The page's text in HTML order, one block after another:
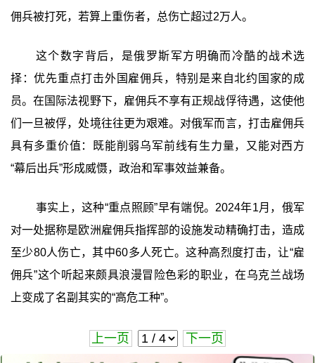
佣兵被打死，若算上重伤者，总伤亡超过2万人。
这个数字背后，是俄罗斯军方明确而冷酷的战术选
择：优先重点打击外国雇佣兵，特别是来自北约国家的成
员。在国际法视野下，雇佣兵不享有正规战俘待遇，这使他
们一旦被俘，处境往往更为艰难。对俄军而言，打击雇佣兵
具有多重价值：既能削弱乌军前线有生力量，又能对西方
“幕后出兵”形成威慑，政治和军事效益兼备。
事实上，这种“重点照顾”早有端倪。2024年1月，俄军
对一处据称是欧洲雇佣兵指挥部的设施发动精确打击，造成
至少80人伤亡，其中60多人死亡。这种高烈度打击，让“雇
佣兵”这个听起来颇具浪漫冒险色彩的职业，在乌克兰战场
上变成了名副其实的“高危工种”。
上一页 下一页